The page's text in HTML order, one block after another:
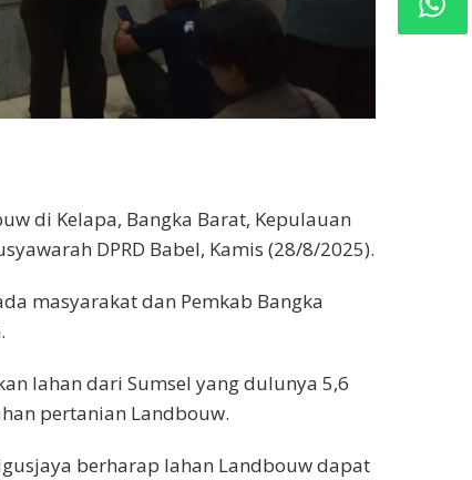
di Kelapa, Bangka Barat, Kepulauan
DPRD Babel, Kamis (28/8/2025).
masyarakat dan Pemkab Bangka
lahan dari Sumsel yang dulunya 5,6
pertanian Landbouw.
berharap lahan Landbouw dapat